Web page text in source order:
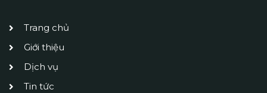
Trang chủ
Giới thiệu
Dịch vụ
Tin tức